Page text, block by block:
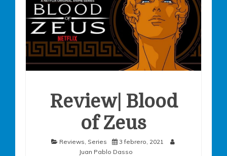
Review| Blood
of Zeus
Reviews Series
3 febrero, 2021
Juan Pablo Dasso